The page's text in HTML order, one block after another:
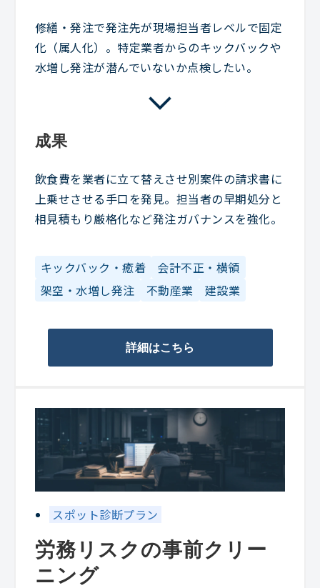
修繕・発注で発注先が現場担当者レベルで固定
化（属人化）。特定業者からのキックバックや
水増し発注が潜んでいないか点検したい。
成果
飲食費を業者に立て替えさせ別案件の請求書に
上乗せさせる手口を発見。担当者の早期処分と
相見積もり厳格化など発注ガバナンスを強化。
キックバック・癒着
会計不正・横領
架空・水増し発注
不動産業 建設業
詳細はこちら
スポット診断プラン
労務リスクの事前クリー
ニング